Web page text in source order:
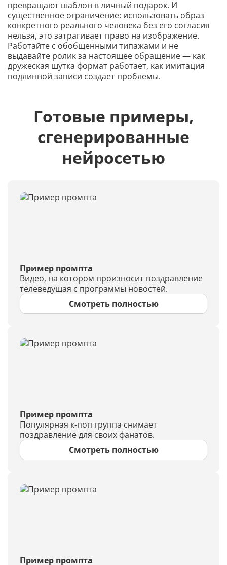
превращают шаблон в личный подарок. И
существенное ограничение: использовать образ
конкретного реального человека без его согласия
нельзя, это затрагивает право на изображение.
Работайте с обобщенными типажами и не
выдавайте ролик за настоящее обращение — как
дружеская шутка формат работает, как имитация
подлинной записи создает проблемы.
Готовые примеры,
сгенерированные
нейросетью
Пример промпта
Видео, на котором произносит поздравление
телеведущая с программы новостей.
Смотреть полностью
Пример промпта
Популярная к-поп группа снимает
поздравление для своих фанатов.
Смотреть полностью
Пример промпта